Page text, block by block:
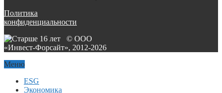
Политика
конфиденциальности
© ООО
«Инвест-Форсайт», 2012-2026
Меню
ESG
Экономика